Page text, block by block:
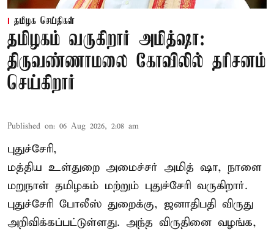
தமிழக செய்திகள்
தமிழகம் வருகிறார் அமித்ஷா:
திருவண்ணாமலை கோவிலில் தரிசனம்
செய்கிறார்
Published on: 06 Aug 2026, 2:08 am
புதுச்சேரி,
மத்திய உள்துறை அமைச்சர் அமித் ஷா, நாளை
மறுநாள் தமிழகம் மற்றும் புதுச்சேரி வருகிறார்.
புதுச்சேரி போலீஸ் துறைக்கு, ஜனாதிபதி விருது
அறிவிக்கப்பட்டுள்ளது. அந்த விருதினை வழங்க,